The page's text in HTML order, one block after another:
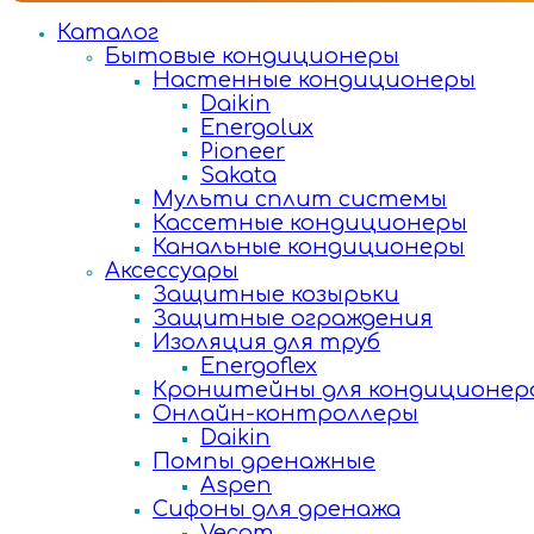
Каталог
Бытовые кондиционеры
Настенные кондиционеры
Daikin
Energolux
Pioneer
Sakata
Мульти сплит системы
Кассетные кондиционеры
Канальные кондиционеры
Аксессуары
Защитные козырьки
Защитные ограждения
Изоляция для труб
Energoflex
Кронштейны для
Онлайн-контроллеры
Daikin
Помпы дренажные
Aspen
Сифоны для дренажа